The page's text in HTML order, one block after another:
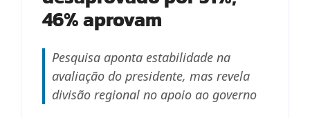
46% aprovam
Pesquisa aponta estabilidade na
avaliação do presidente, mas revela
divisão regional no apoio ao governo